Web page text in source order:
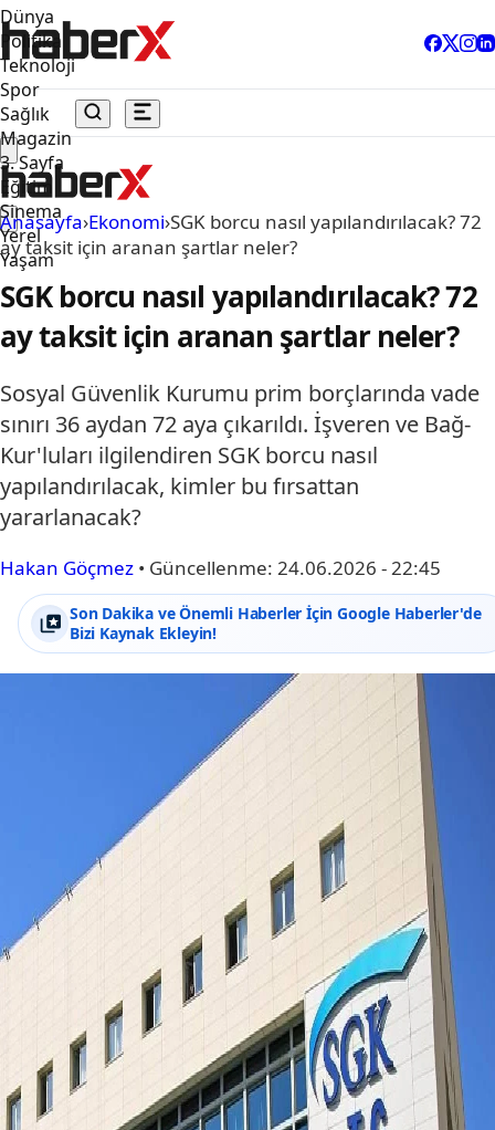
Dünya
Politika
Teknoloji
Spor
Sağlık
Magazin
3. Sayfa
Eğitim
Sinema
Yerel
Yaşam
Anasayfa›Ekonomi›SGK borcu nasıl yapılandırılacak? 72
ay taksit için aranan şartlar neler?
SGK borcu nasıl yapılandırılacak? 72
ay taksit için aranan şartlar neler?
Sosyal Güvenlik Kurumu prim borçlarında vade
sınırı 36 aydan 72 aya çıkarıldı. İşveren ve Bağ-
Kur'luları ilgilendiren SGK borcu nasıl
yapılandırılacak, kimler bu fırsattan
yararlanacak?
Hakan Göçmez • Güncellenme: 24.06.2026 - 22:45
Son Dakika ve Önemli Haberler İçin Google Haberler'de
Bizi Kaynak Ekleyin!